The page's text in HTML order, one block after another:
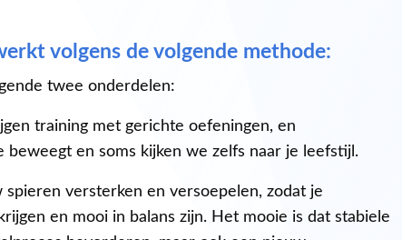
volgens de volgende methode:
twee onderdelen:
training met gerichte oefeningen, en
beweegt en soms kijken we zelfs naar je leefstijl.
spieren versterken en versoepelen, zodat je
en mooi in balans zijn. Het mooie is dat stabiele